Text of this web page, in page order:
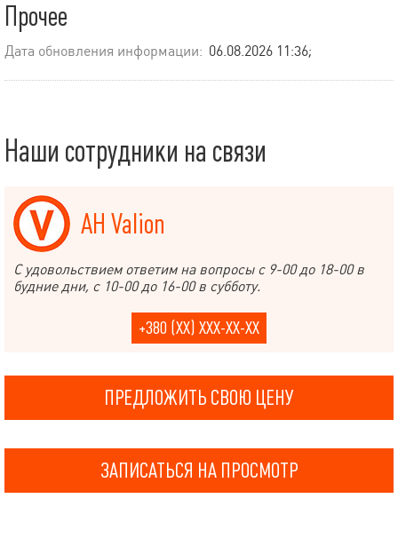
Прочее
Дата обновления информации: 06.08.2026 11:36;
Наши сотрудники на связи
АН Valion
С удовольствием ответим на вопросы с 9-00 до 18-00 в
будние дни, с 10-00 до 16-00 в субботу.
+380 (XX) XXX-XX-XX
ПРЕДЛОЖИТЬ СВОЮ ЦЕНУ
ЗАПИСАТЬСЯ НА ПРОСМОТР